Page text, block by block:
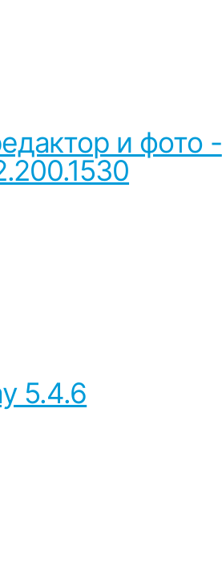
и фото -
5.4.6